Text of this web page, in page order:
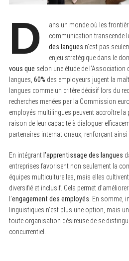
D
ans un monde où les
communication transcende
des langues n’est pas
enjeu stratégique dans le
vous que selon une étude de
langues, 60% des employeurs jugent la
langues comme un critère décisif lors du
recherches menées par la Commission
employés multilingues peuvent accroître la
raison de leur capacité à dialoguer
partenaires internationaux, renforçant
En intégrantl’apprentissage des langues
entreprises favorisent non seulement la
équipes multiculturelles, mais elles
diversifié et inclusif. Cela permet d’améliorer
l’engagement des employés . En somme,
linguistiques n’est plus une option, mais un
toute organisation désireuse de se
concurrentiel.